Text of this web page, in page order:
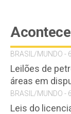
BRASIL/MUNDO -
Leilões de
áreas em
BRASIL/MUNDO -
Leis do